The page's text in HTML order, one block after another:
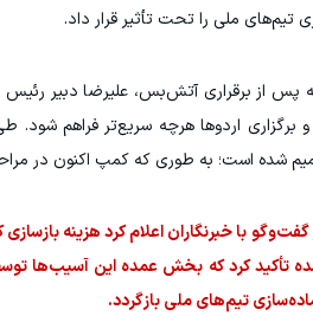
تیم‌های ملی را تحت تأثیر قرار داد.
پس از برقراری آتش‌بس، علیرضا دبیر
برگزاری اردوها هرچه سریع‌تر فراهم
شده است؛ به طوری که کمپ اکنون در مراحل
تأکید کرد که بخش عمده این آسیب‌ها
تیم‌های ملی بازگردد.